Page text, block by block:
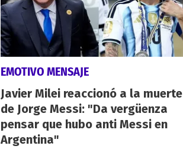
EMOTIVO MENSAJE
Javier Milei reaccionó a la muerte
de Jorge Messi: "Da vergüenza
pensar que hubo anti Messi en
Argentina"